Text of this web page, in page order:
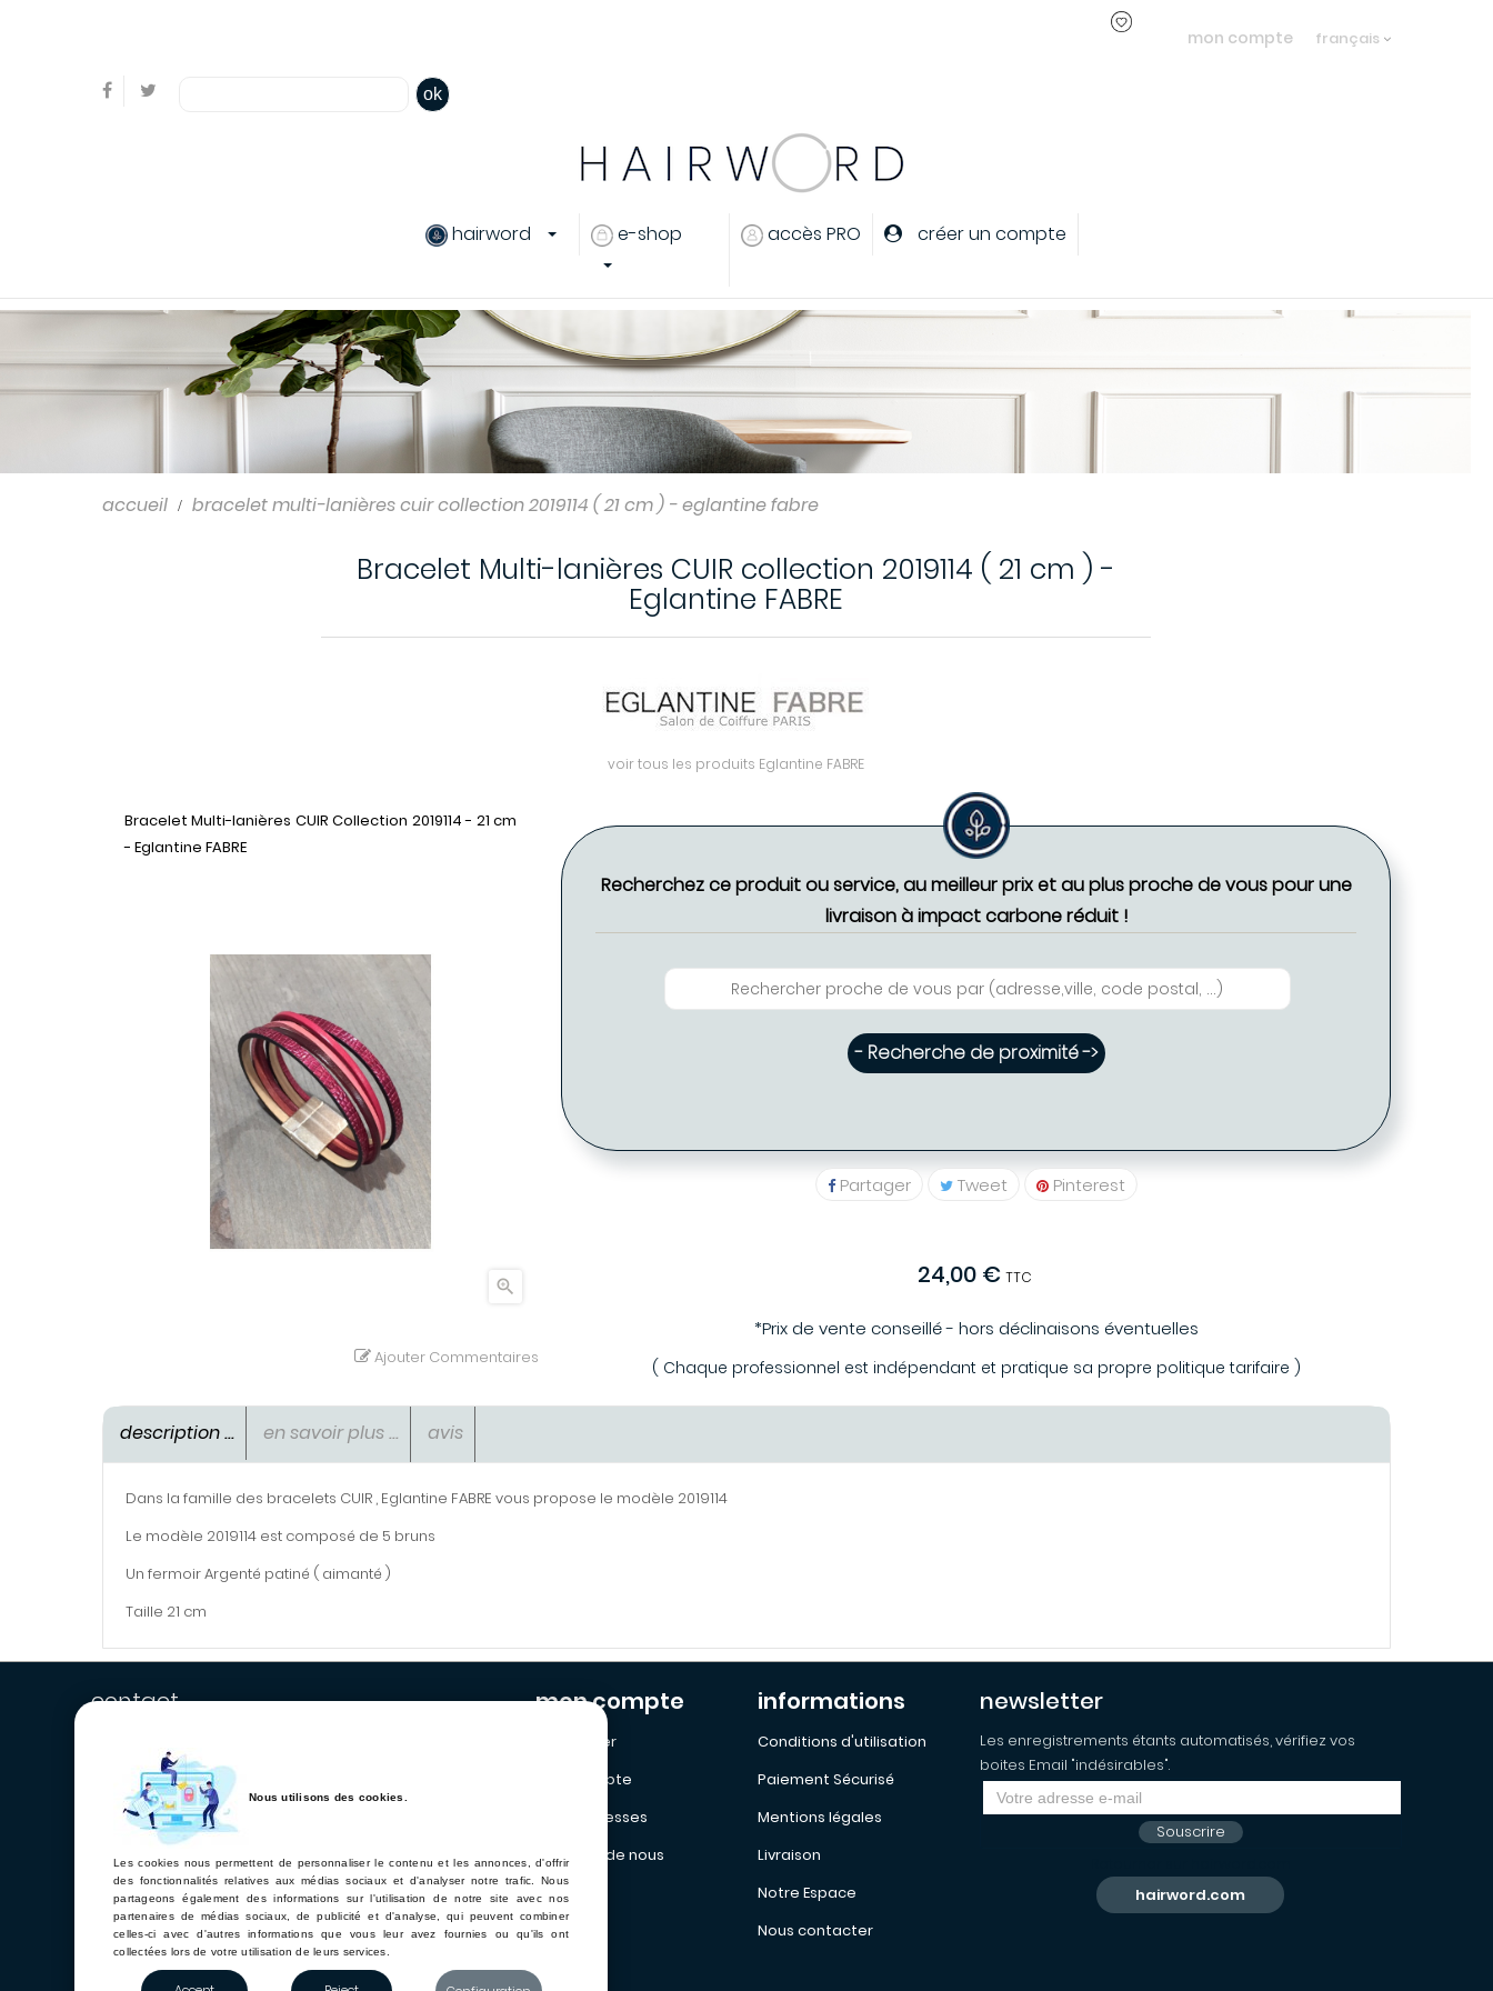
Nous utilisons des cookies.
Les cookies nous permettent de personnaliser le contenu et les annonces, d'offrir
des fonctionnalités relatives aux médias sociaux et d'analyser notre trafic. Nous
partageons également des informations sur l'utilisation de notre site avec nos
partenaires de médias sociaux, de publicité et d'analyse, qui peuvent combiner
celles-ci avec d'autres informations que vous leur avez fournies ou qu'ils ont
collectées lors de votre utilisation de leurs services.
français
mon compte
ok
hairword e-shop
produits cheveux
Coiffants
Packs produits cheveux
Produits colorants
Shampooings
accès PRO créer un compte
accueil bracelet multi-lanières cuir collection 2019114 ( 21 cm ) - eglantine fabre
Bracelet Multi-lanières CUIR collection 2019114 ( 21 cm ) -
Eglantine FABRE
voir tous les produits Eglantine FABRE
Bracelet Multi-lanières CUIR Collection 2019114 - 21 cm
- Eglantine FABRE

Ajouter Commentaires
Recherchez ce produit ou service, au meilleur prix et au plus proche de vous pour une
livraison à impact carbone réduit !
- Recherche de proximité ->
Partager Tweet Pinterest
24,00 € TTC
*Prix de vente conseillé - hors déclinaisons éventuelles
( Chaque professionnel est indépendant et pratique sa propre politique tarifaire )
description ... en savoir plus ... avis
Dans la famille des bracelets CUIR , Eglantine FABRE vous propose le modèle 2019114
Le modèle 2019114 est composé de 5 bruns
Un fermoir Argenté patiné ( aimanté )
Taille 21 cm
contact
56, rue du Faubourg Montmartre
E-mail : commercial@hairword.com
mon compte
Mon Panier
Mon Compte
Mes addresses
a propos de nous
informations
Conditions d'utilisation
Paiement Sécurisé
Mentions légales
Livraison
Notre Espace
Nous contacter
newsletter
Les enregistrements étants automatisés, vérifiez vos
boites Email "indésirables".
Souscrire
hairword.com